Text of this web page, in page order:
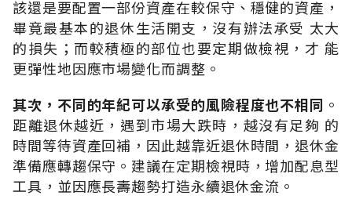
該還是要配置一部份資產在較保守、穩健的資產，
畢竟最基本的退休生活開支，沒有辦法承受 太大
的損失；而較積極的部位也要定期做檢視，才 能
更彈性地因應市場變化而調整。
其次，不同的年紀可以承受的風險程度也不相同 。
距離退休越近，遇到市場大跌時，越沒有足夠 的
時間等待資產回補，因此越靠近退休時間，退休金
準備應轉趨保守。建議在定期檢視時，增加配息型
工具，並因應長壽趨勢打造永續退休金流。